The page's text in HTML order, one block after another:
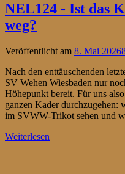
NEL124 - Ist das
weg?
Veröffentlicht am 8. Mai 2026
Nach den enttäuschenden
SV Wehen Wiesbaden nur
Höhepunkt bereit. Für uns
ganzen Kader durchzugehen:
im SVWW-Trikot sehen und
Weiterlesen